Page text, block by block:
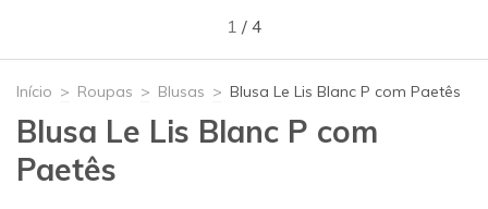
1 / 4
Início > Roupas > Blusas > Blusa Le Lis Blanc P com Paetês
Blusa Le Lis Blanc P com
Paetês